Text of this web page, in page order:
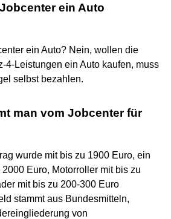
ein Auto
ein Auto? Nein, wollen die
4-Leistungen ein Auto kaufen, muss
selbst bezahlen.
man vom Jobcenter für
wurde mit bis zu 1900 Euro, ein
Euro, Motorroller mit bis zu
mit bis zu 200-300 Euro
stammt aus Bundesmitteln,
von